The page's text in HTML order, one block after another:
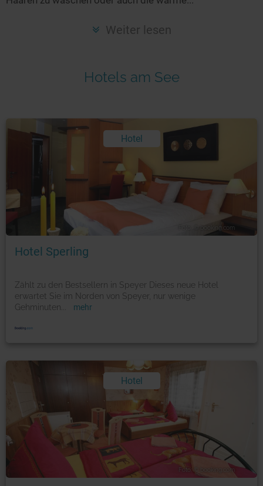
Glamping
Seen in Europa
alle Länder…
Weiter lesen
Hotels am See
Hotel
Foto: © booking.com
Hotel Sperling
Zählt zu den Bestsellern in Speyer Dieses neue Hotel
erwartet Sie im Norden von Speyer, nur wenige
Gehminuten
mehr
Hotel
Foto: © booking.com